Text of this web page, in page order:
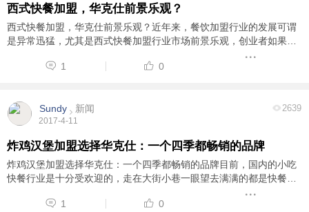
西式快餐加盟，华克仕前景乐观？
西式快餐加盟，华克仕前景乐观？近年来，餐饮加盟行业的发展可谓
是异常迅猛，尤其是西式快餐加盟行业市场前景乐观，创业者如果真
正想在餐饮业发展中分得一杯羹，选择西式快餐加盟绝对是一个非常
具有市场前景的项目，而选择一个好的西式快 ...
1 0
Sundy 新闻
2017-4-11
2639
炸鸡汉堡加盟选择华克仕：一个四季都畅销的品牌
炸鸡汉堡加盟选择华克仕：一个四季都畅销的品牌目前，国内的小吃
快餐行业是十分受欢迎的，走在大街小巷一眼望去满满的都是快餐小
吃店，但是由于近几年人们更加注重食品的安全养生，对与健康饮食
的需求也不断提高，华克仕恰好满足了人们对 ...
1 0